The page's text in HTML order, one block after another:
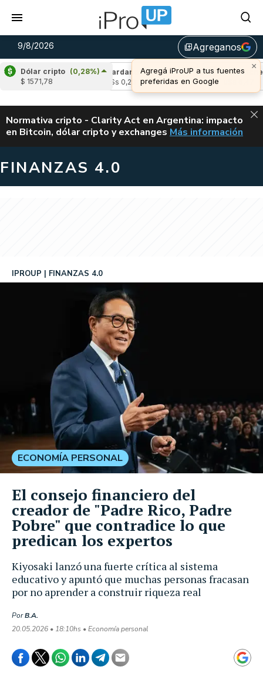
9/8/2026 library_addAgreganos
×
Agregá iProUP a tus fuentes
preferidas en Google
Dólar cripto (0,28%)
$ 1571,78
(-0,55%)
Cardano
(-1,41%)
u$s 0,20
Avalanche
(-
u$s 6,47
ALERTA
Normativa cripto - Clarity Act en Argentina: impacto
en Bitcoin, dólar cripto y exchanges CLARITY ACT EN
Más información
FINANZAS 4.0
Kiyosaki lanzó una fuerte crítica al sistema
educativo y apuntó que muchas personas fracasan
por no aprender a construir riqueza real
IPROUP FINANZAS 4.0
PorB.A.
20.05.2026 • 18:10hs • Economía personal
ECONOMÍA PERSONAL
El consejo financiero del
creador de "Padre Rico, Padre
Pobre" que contradice lo que
predican los expertos